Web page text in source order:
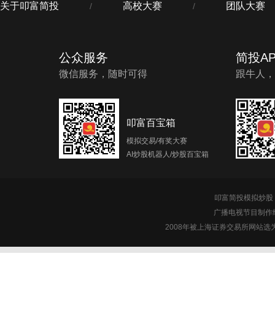
关于叩富简投 / 高校大赛 / 团队大赛
公众服务
微信服务，随时可得
叩富百宝箱
模拟交易/有奖大赛
AI炒股机器人/炒股百宝箱
简投
跟牛人
叩富简投模拟炒
广播电视节目制
2008年被上海证券交易所网站选